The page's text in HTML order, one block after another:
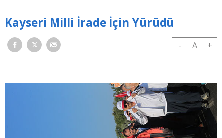
Kayseri Milli İrade İçin Yürüdü
- A +